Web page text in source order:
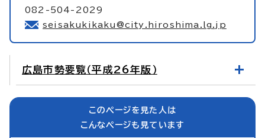
082-504-2029
seisakukikaku@city.hiroshima.lg.jp
広島市勢要覧（平成26年版）
このページを見た人は
こんなページも見ています